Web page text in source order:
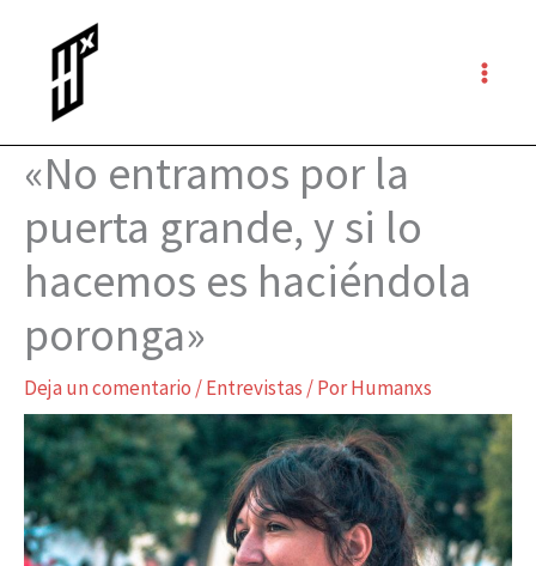
contenido
«No entramos por la
puerta grande, y si lo
hacemos es haciéndola
poronga»
Deja un comentario /Entrevistas / PorHumanxs